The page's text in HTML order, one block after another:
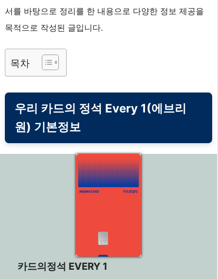
서를 바탕으로 정리를 한 내용으로 다양한 정보 제공을
목적으로 작성된 글입니다.
목차
우리 카드의 정석 Every 1(에브리
원) 기본정보
카드의정석 EVERY 1